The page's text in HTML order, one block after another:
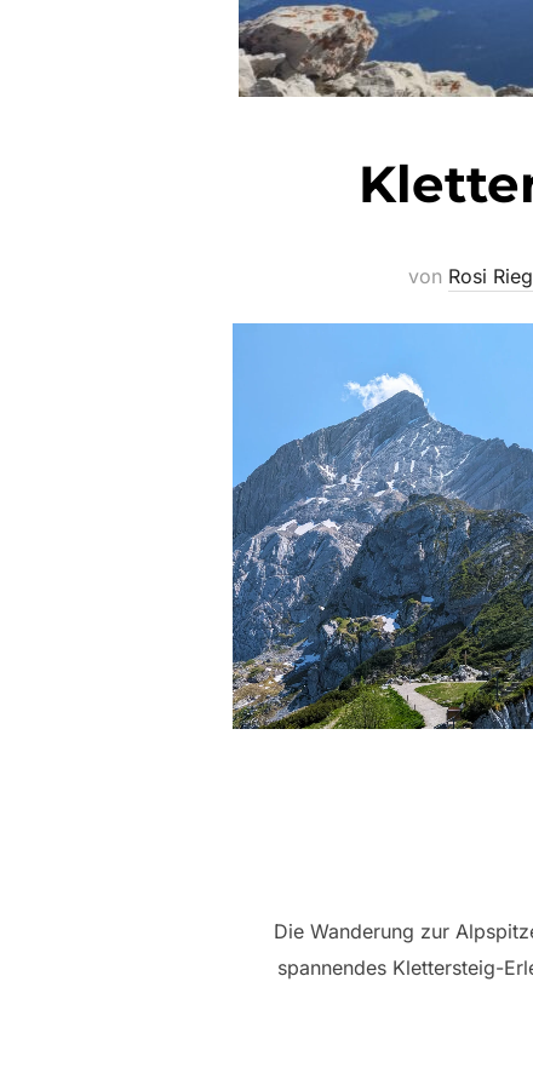
von Rosi
Die Wanderung zur
spannendes Klettersteig-